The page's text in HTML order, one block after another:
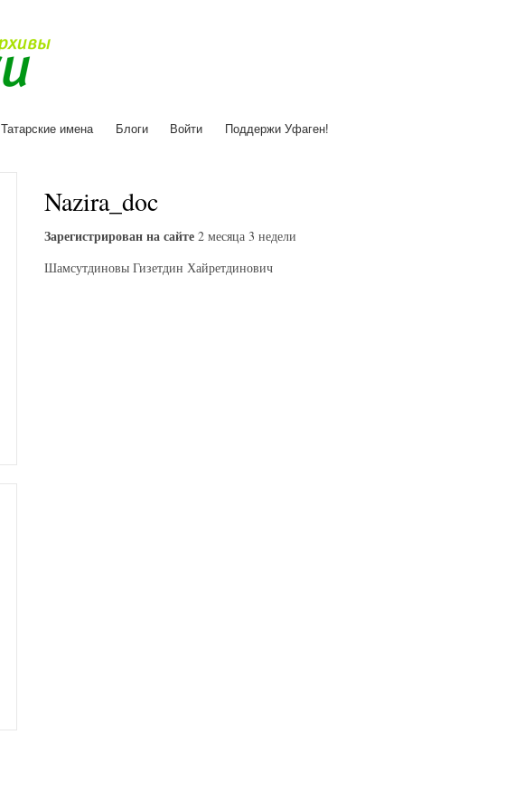
Татарские имена Блоги Войти Поддержи Уфаген!
Nazira_doc
Зарегистрирован на сайте2 месяца 3 недели
Шамсутдиновы Гизетдин Хайретдинович